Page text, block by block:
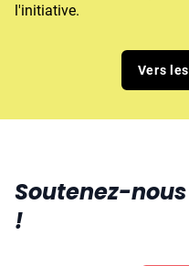
l'initiative.
Vers
Soutenez-
!